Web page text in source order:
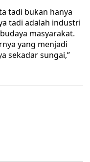
tadi bukan hanya
tadi adalah industri
masyarakat.
yang menjadi
sekadar sungai,”